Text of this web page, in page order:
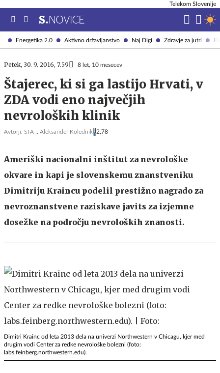
Energetika 2.0 Aktivno državljanstvo Naj Digi Zdravje za jutri
Telekom Slovenije
Petek, 30. 9. 2016, 7.59 8 let, 10 mesecev
Štajerec, ki si ga lastijo Hrvati, v
ZDA vodi eno največjih
nevroloških klinik
Avtorji: STA ,, Aleksander Kolednik 2,78
Ameriški nacionalni inštitut za nevrološke
okvare in kapi je slovenskemu znanstveniku
Dimitriju Kraincu podelil prestižno nagrado za
nevroznanstvene raziskave javits za izjemne
dosežke na področju nevroloških znanosti.
Dimitri Krainc od leta 2013 dela na univerzi Northwestern v Chicagu, kjer med
drugim vodi Center za redke nevrološke bolezni (foto:
labs.feinberg.northwestern.edu).